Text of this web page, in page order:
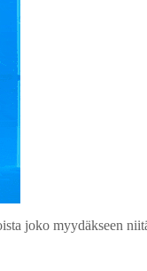
joko myydäkseen